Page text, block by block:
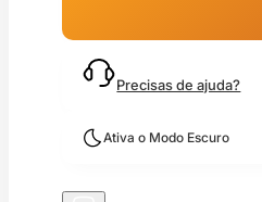
Precisas de ajuda?
Ativa o Modo Escuro